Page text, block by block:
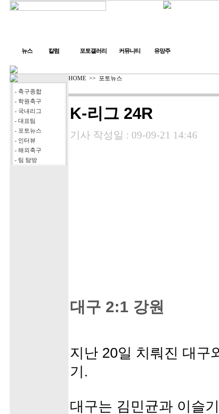
뉴스 칼럼 포토갤러리 커뮤니티 유망주
- 축구종합
- 학원축구
- 국내리그
- 대표팀
- 포토뉴스
- 인터뷰
- 해외축구
- 팀 탐방
HOME >> 포토뉴스
K-리그 24R
기사 작성일 : 09-09-21 14:46
대구 2:1 강원
지난 20일 치뤄진 대구
기.
대구는 김민균과 이슬